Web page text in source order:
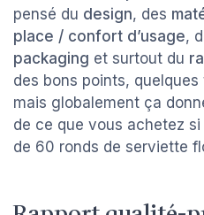
pensé du design, des
place / confort d’usage,
packaging et surtout du
des bons points,
mais globalement ça
de ce que vous achetez
de 60 ronds de serviette